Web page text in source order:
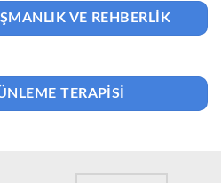
VE REHBERLIK
TERAPISI